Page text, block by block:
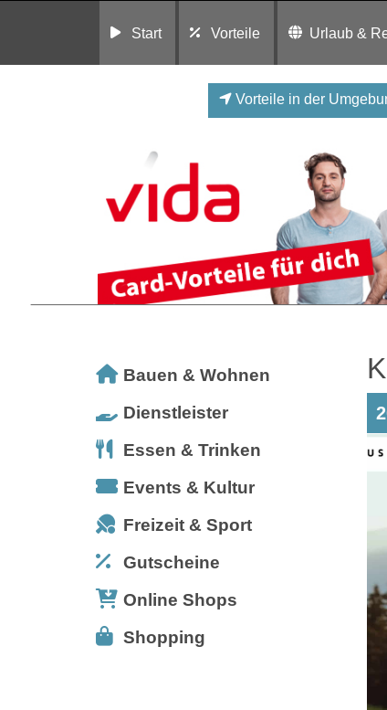
Start Vorteile Urlaub &
Vorteile in der
Bauen & Wohnen
Dienstleister
Essen & Trinken
Events & Kultur
Freizeit & Sport
Gutscheine
Online Shops
Shopping